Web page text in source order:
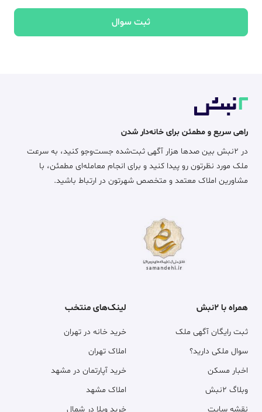
ثبت سوال
راهی سریع و مطمئن برای خانه‌دار شدن
در ۲نبش بین صدها هزار آگهی ثبت‌شده جست‌وجو کنید، به سرعت
ملک مورد نظرتون رو پیدا کنید و برای انجام معامله‌ای مطمئن، با
مشاورین املاک معتمد و متخصص شهرتون در ارتباط باشید.
همراه با ۲نبش
ثبت رایگان آگهی ملک
سوال ملکی دارید؟
اخبار مسکن
وبلاگ ۲نبش
نقشه سایت
لینک‌های منتخب
خرید خانه در تهران
املاک تهران
خرید آپارتمان در مشهد
املاک مشهد
خرید ویلا در شمال